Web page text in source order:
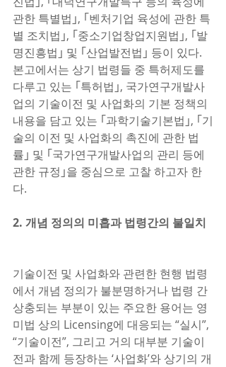
관한 특별법｣, ｢벤처기업 육성에 관한 특
별 조치법｣, ｢중소기업창업지원법｣, ｢발
명진흥법｣ 및 ｢산업발전법｣ 등이 있다.
본고에서는 상기 법령들 중 특허제도를
다루고 있는 ｢특허법｣, 국가연구개발사
업의 기술이전 및 사업화의 기본 정책의
내용을 담고 있는 ｢과학기술기본법｣, ｢기
술의 이전 및 사업화의 촉진에 관한 법
률｣ 및 ｢국가연구개발사업의 관리 등에
관한 규정｣을 중심으로 고찰 하고자 한
다.
2. 개념 정의의 미흡과 법령간의 불일치
기술이전 및 사업화와 관련한 현행 법령
에서 개념 정의가 불분명하거나 법령 간
상충되는 부분이 있는 주요한 용어는 영
미법 상의 Licensing에 대응되는 “실시”,
“기술이전”, 그리고 거의 대부분 기술이
전과 함께 등장하는 ‘사업화’와 상기의 개